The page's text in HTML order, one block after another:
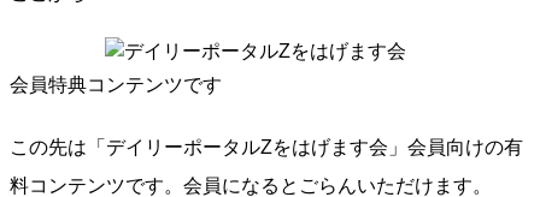
会員特典コンテンツです
この先は「デイリーポータルZをはげます会」会員向けの有
料コンテンツです。会員になるとごらんいただけます。